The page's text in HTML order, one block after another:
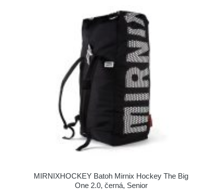
MIRNIXHOCKEY Batoh Mirnix Hockey The Big
One 2.0, černá, Senior